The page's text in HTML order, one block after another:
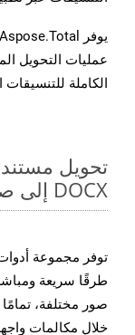
عمليات التحويل
الكاملة
تحويل
DOCX إلى صيغ صور - دليل خطوة بخطوة